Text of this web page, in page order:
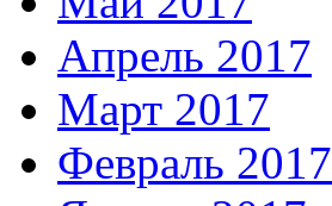
Апрель 2017
Март 2017
Февраль 2017